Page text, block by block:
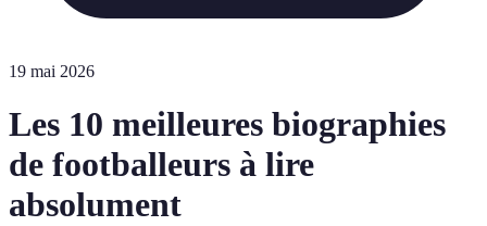
19 mai 2026
Les 10 meilleures biographies
de footballeurs à lire
absolument